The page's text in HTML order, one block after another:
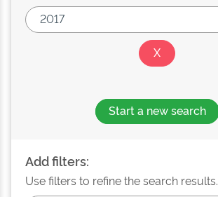
Start a new search
Add filters:
Use filters to refine the search results.